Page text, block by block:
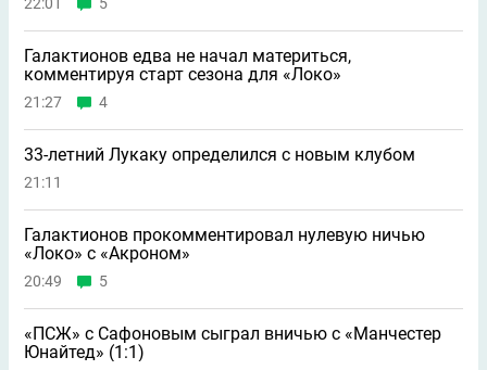
Галактионов едва не начал материться,
комментируя старт сезона для «Локо»
21:27 4
33-летний Лукаку определился с новым клубом
21:11
Галактионов прокомментировал нулевую ничью
«Локо» с «Акроном»
20:49 5
«ПСЖ» с Сафоновым сыграл вничью с «Манчестер
Юнайтед» (1:1)